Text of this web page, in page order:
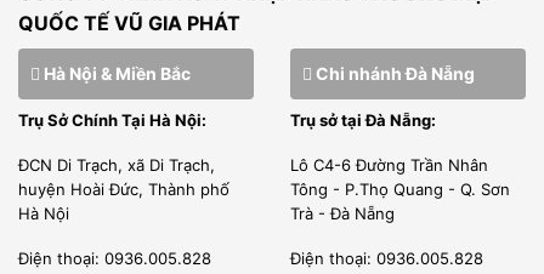
tục.
GIAO HÀNG ĐÚNG TIẾN ĐỘ
Vũ Gia Phát miễn phí vận chuyển nội thành Hà Nội. Ngoài
thể vận chuyển hàng hóa cực kỳ nhanh chóng khắp mọi
miền tổ quốc.
Quy trình giao hàng chuyên nghiệp: Chúng tôi luôn sản
QUỐC TẾ VŨ GIA PHÁT
Hà Nội & Miền Bắc
Trụ Sở Chính Tại Hà Nội:
ĐCN Di Trạch, xã Di Trạch,
huyện Hoài Đức, Thành phố
Hà Nội
Điện thoại: 0936.005.828
Chi nhánh Đà Nẵng
Trụ sở tại Đà Nẵng:
Lô C4-6 Đường Trần Nhân
Tông - P.Thọ Quang - Q. Sơn
Trà - Đà Nẵng
Điện thoại: 0936.005.828